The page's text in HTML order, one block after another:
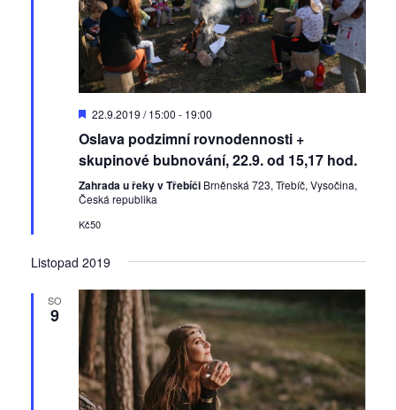
D
p
o
r
u
č
n
22.9.2019 / 15:00 - 19:00
Oslava podzimní rovnodennosti +
skupinové bubnování, 22.9. od 15,17 hod.
Zahrada u řeky v Třebíči Brněnská 723, Třebíč, Vysočina,
Česká republika
Kč50
Listopad 2019
SO
9